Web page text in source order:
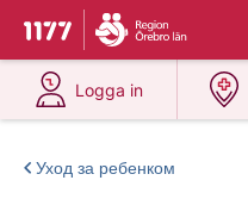
To start page for 1177
Du har valt region
Logga in
at 1177.se
Уход за ребенком